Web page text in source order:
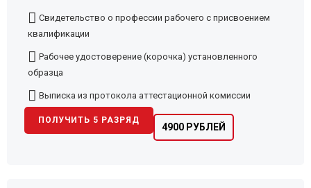
Свидетельство о профессии рабочего с присвоением
квалификации
Рабочее удостоверение (корочка) установленного
образца
Выписка из протокола аттестационной комиссии
4900 РУБЛЕЙ
ПОЛУЧИТЬ 5 РАЗРЯД